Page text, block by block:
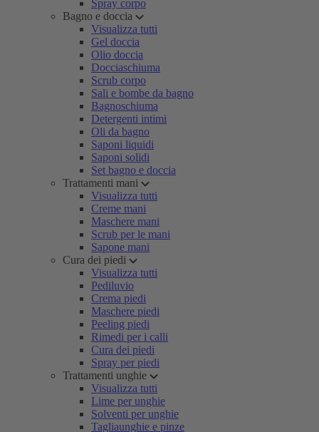
Spray corpo
Bagno e doccia
Visualizza tutti
Gel doccia
Olio doccia
Docciaschiuma
Scrub corpo
Sali e bombe da bagno
Bagnoschiuma
Detergenti intimi
Oli da bagno
Saponi liquidi
Saponi solidi
Set bagno e doccia
Trattamenti mani
Visualizza tutti
Creme mani
Maschere mani
Scrub per le mani
Sapone mani
Cura dei piedi
Visualizza tutti
Pediluvio
Crema piedi
Maschere piedi
Peeling piedi
Rimedi per i calli
Cura dei piedi
Spray per piedi
Trattamenti unghie
Visualizza tutti
Lime per unghie
Solventi per unghie
Tagliaunghie e pinze